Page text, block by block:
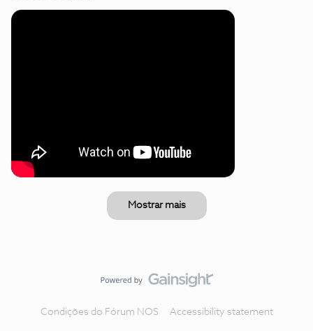
Mostrar mais
Condições do Fórum NOS Accessibility statement